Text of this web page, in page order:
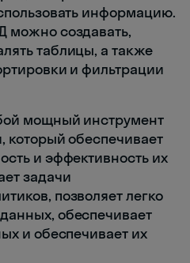
информацию.
можно создавать,
таблицы, а также
и фильтрации
мощный инструмент
обеспечивает
и эффективность их
задачи
позволяет легко
обеспечивает
и обеспечивает их